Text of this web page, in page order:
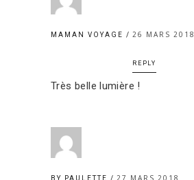
MAMAN VOYAGE 26 MARS 2018
REPLY
Très belle lumière !
BY PAULETTE 27 MARS 2018